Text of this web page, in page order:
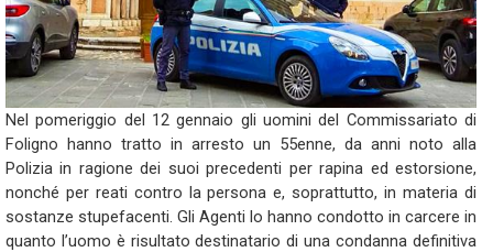
Nel pomeriggio del 12 gennaio gli uomini del Commissariato di
Foligno hanno tratto in arresto un 55enne, da anni noto alla
Polizia in ragione dei suoi precedenti per rapina ed estorsione,
nonché per reati contro la persona e, soprattutto, in materia di
sostanze stupefacenti. Gli Agenti lo hanno condotto in carcere in
quanto l’uomo è risultato destinatario di una condanna definitiva